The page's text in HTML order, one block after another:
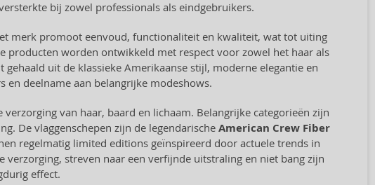
bij zowel professionals als eindgebruikers.
merk promoot eenvoud, functionaliteit en kwaliteit, wat tot uiting
producten worden ontwikkeld met respect voor zowel het haar als
uit de klassieke Amerikaanse stijl, moderne elegantie en
deelname aan belangrijke modeshows.
van haar, baard en lichaam. Belangrijke categorieën zijn
De vlaggenschepen zijn de legendarische American Crew Fiber
regelmatig limited editions geïnspireerd door actuele trends in
streven naar een verfijnde uitstraling en niet bang zijn
effect.